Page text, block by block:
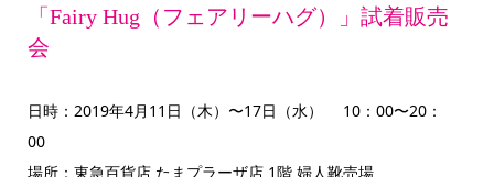
「Fairy Hug（フェアリーハグ）」試着販売
会
日時：2019年4月11日（木）〜17日（水） 10：00〜20：
00
場所：東急百貨店 たまプラーザ店 1階 婦人靴売場